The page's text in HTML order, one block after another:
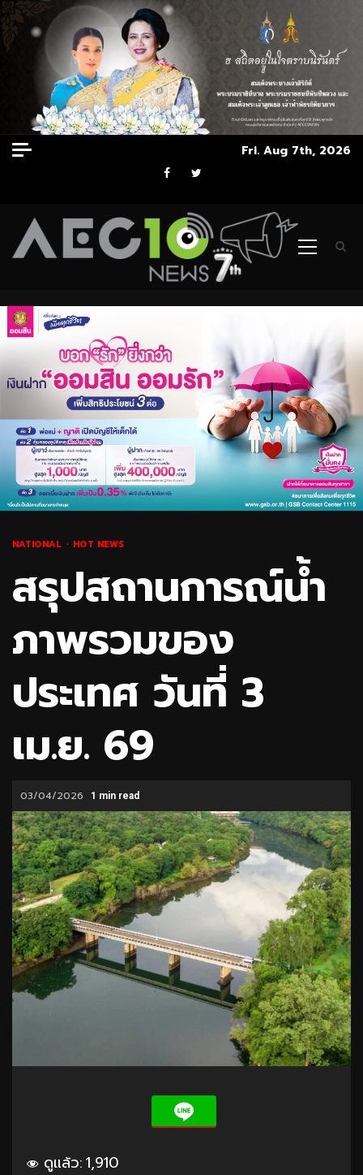
Skip
to
Fri. Aug 7th, 2026
Facebook
Twitter
Primary
NATIONAL HOT NEWS
สรุปสถานการณ์น้ำ
ภาพรวมของ
ประเทศ วันที่ 3
เม.ย. 69
03/04/2026 1 min read
ดูแล้ว:1,910